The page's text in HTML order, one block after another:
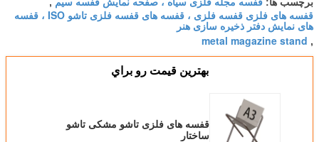
قفسه های فلزی قفسه فلزی ، قفسه های قفسه فلزی تاشو ISO ، قفسه
های نمایش دفتر ذخیره سازی هنر
,
metal magazine stand
بهترين قيمت رو براي
قفسه های فلزی تاشو مشکی تاشو
ساختار